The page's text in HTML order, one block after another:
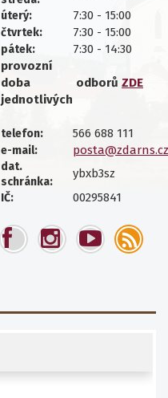
úterý: 7:30 - 15:00
čtvrtek: 7:30 - 15:00
pátek:
7:30 - 14:30
provozní
doba
jednotlivých
odborů ZDE
telefon: 566 688 111
e-mail: posta@zdarns.cz
dat.
schránka:
ybxb3sz
IČ: 00295841